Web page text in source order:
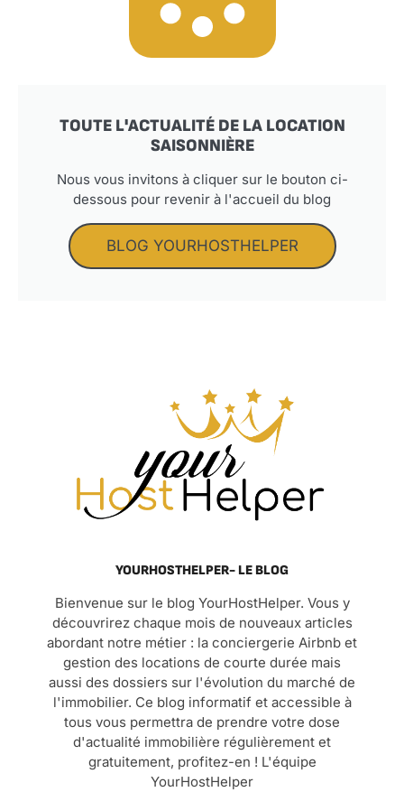
TOUTE L'ACTUALITÉ DE LA LOCATION
SAISONNIÈRE
Nous vous invitons à cliquer sur le bouton ci-
dessous pour revenir à l'accueil du blog
BLOG YOURHOSTHELPER
YOURHOSTHELPER- LE BLOG
Bienvenue sur le blog YourHostHelper. Vous y
découvrirez chaque mois de nouveaux articles
abordant notre métier : la conciergerie Airbnb et
gestion des locations de courte durée mais
aussi des dossiers sur l'évolution du marché de
l'immobilier. Ce blog informatif et accessible à
tous vous permettra de prendre votre dose
d'actualité immobilière régulièrement et
gratuitement, profitez-en ! L'équipe
YourHostHelper